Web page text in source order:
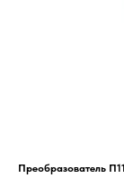
Преобразователь